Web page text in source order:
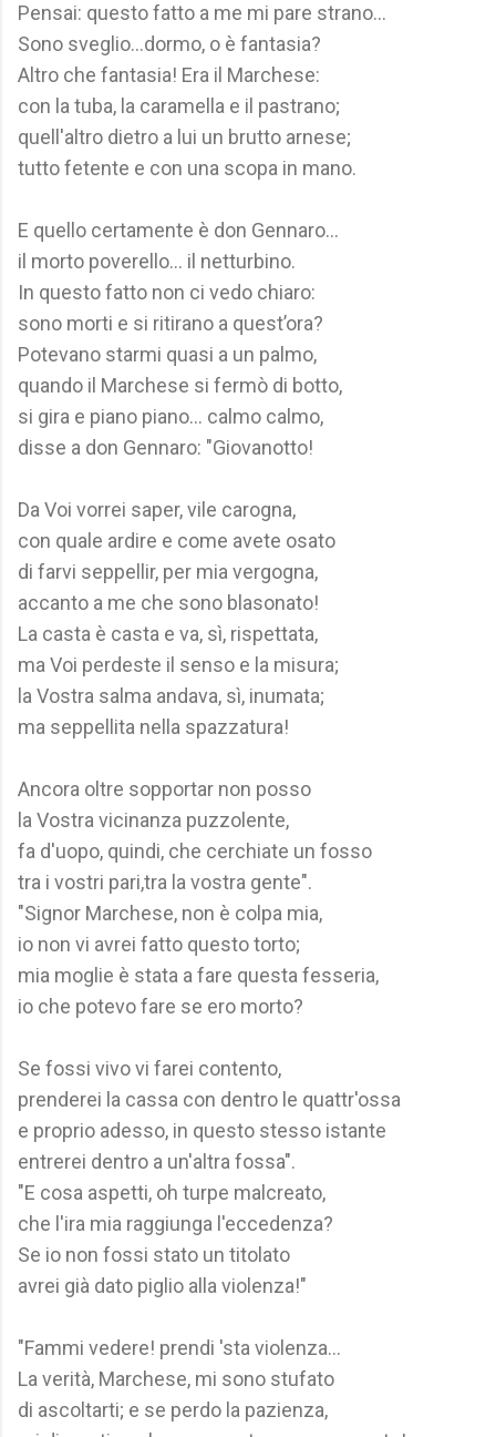
Pensai: questo fatto a me mi pare strano...
Sono sveglio...dormo, o è fantasia?
Altro che fantasia! Era il Marchese:
con la tuba, la caramella e il pastrano;
quell'altro dietro a lui un brutto arnese;
tutto fetente e con una scopa in mano.
E quello certamente è don Gennaro...
il morto poverello... il netturbino.
In questo fatto non ci vedo chiaro:
sono morti e si ritirano a quest’ora?
Potevano starmi quasi a un palmo,
quando il Marchese si fermò di botto,
si gira e piano piano... calmo calmo,
disse a don Gennaro: "Giovanotto!
Da Voi vorrei saper, vile carogna,
con quale ardire e come avete osato
di farvi seppellir, per mia vergogna,
accanto a me che sono blasonato!
La casta è casta e va, sì, rispettata,
ma Voi perdeste il senso e la misura;
la Vostra salma andava, sì, inumata;
ma seppellita nella spazzatura!
Ancora oltre sopportar non posso
la Vostra vicinanza puzzolente,
fa d'uopo, quindi, che cerchiate un fosso
tra i vostri pari,tra la vostra gente".
"Signor Marchese, non è colpa mia,
io non vi avrei fatto questo torto;
mia moglie è stata a fare questa fesseria,
io che potevo fare se ero morto?
Se fossi vivo vi farei contento,
prenderei la cassa con dentro le quattr'ossa
e proprio adesso, in questo stesso istante
entrerei dentro a un'altra fossa".
"E cosa aspetti, oh turpe malcreato,
che l'ira mia raggiunga l'eccedenza?
Se io non fossi stato un titolato
avrei già dato piglio alla violenza!"
"Fammi vedere! prendi 'sta violenza...
La verità, Marchese, mi sono stufato
di ascoltarti; e se perdo la pazienza,